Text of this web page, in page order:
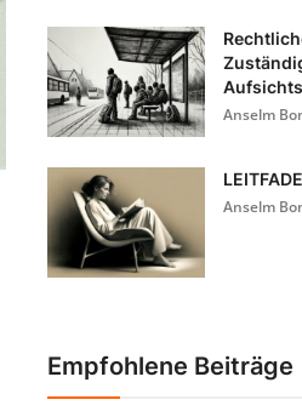
Anselm
Anselm
Empfohlene Beiträge